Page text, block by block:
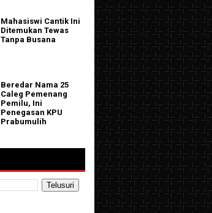
Mahasiswi Cantik Ini
Ditemukan Tewas
Tanpa Busana
Beredar Nama 25
Caleg Pemenang
Pemilu, Ini
Penegasan KPU
Prabumulih